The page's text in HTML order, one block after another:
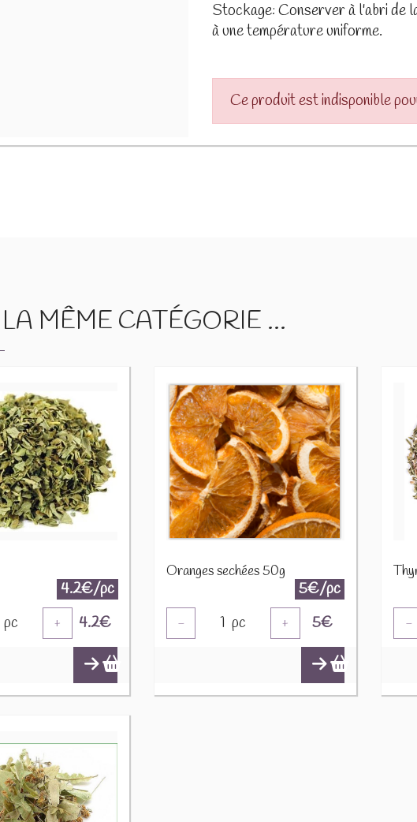
Stockage: Conserver à l'abri de
à une température uniforme.
Ce produit est indisponible
MÊME CATÉGORIE ...
4.2€/pc
pc + 4.2€
Oranges sechées 50g
5€/pc
- 1 pc + 5€ -